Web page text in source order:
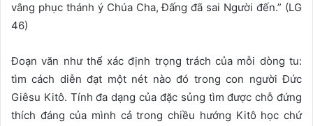
vâng phục thánh ý Chúa Cha, Đấng đã sai Người đến.” (LG
46)
Đoạn văn như thể xác định trọng trách của mỗi dòng tu:
tìm cách diễn đạt một nét nào đó trong con người Đức
Giêsu Kitô. Tính đa dạng của đặc sủng tìm được chỗ đứng
thích đáng của mình cả trong chiều hướng Kitô học chứ